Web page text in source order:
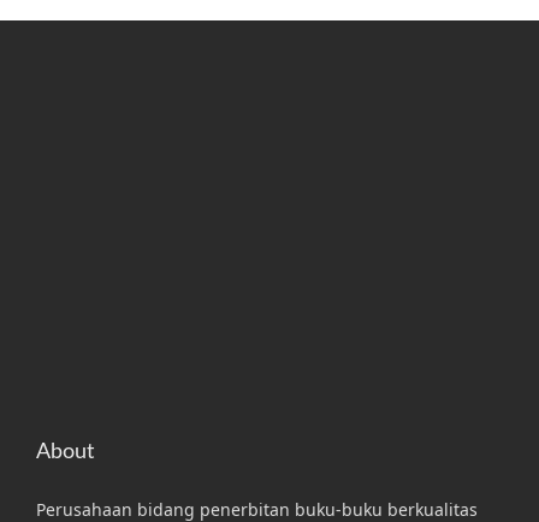
About
Perusahaan bidang penerbitan buku-buku berkualitas